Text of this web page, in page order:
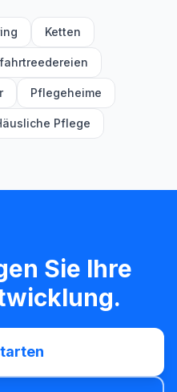
Ketten
Pflegeheime
Pflege
Sie Ihre